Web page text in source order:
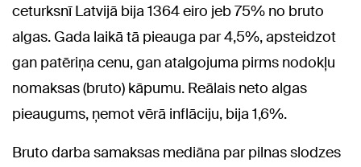
ceturksnī Latvijā bija 1364 eiro jeb 75% no bruto
algas. Gada laikā tā pieauga par 4,5%, apsteidzot
gan patēriņa cenu, gan atalgojuma pirms nodokļu
nomaksas (bruto) kāpumu. Reālais neto algas
pieaugums, ņemot vērā inflāciju, bija 1,6%.
Bruto darba samaksas mediāna par pilnas slodzes